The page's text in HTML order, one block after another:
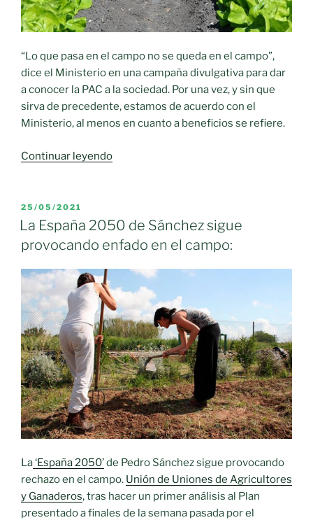
ganaderas
de
La
Mancha»
“Lo que pasa en el campo no se queda en el campo”,
dice el Ministerio en una campaña divulgativa para dar
a conocer la PAC a la sociedad. Por una vez, y sin que
sirva de precedente, estamos de acuerdo con el
Ministerio, al menos en cuanto a beneficios se refiere.
Continuar leyendo«Lo
en
el
y
lo
que
no»
PUBLICADO
EL
25/05/2021
La España 2050 de Sánchez sigue
provocando enfado en el campo:
La‘España 2050’de Pedro Sánchez sigue provocando
rechazo en el campo. Unión de Uniones de Agricultores
y Ganaderos, tras hacer un primer análisis al Plan
presentado a finales de la semana pasada por el